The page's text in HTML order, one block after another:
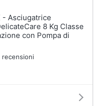
- Asciugatrice
8 Kg Classe
con Pompa di
recensioni